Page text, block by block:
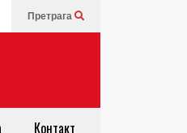
Претрага
Контакт